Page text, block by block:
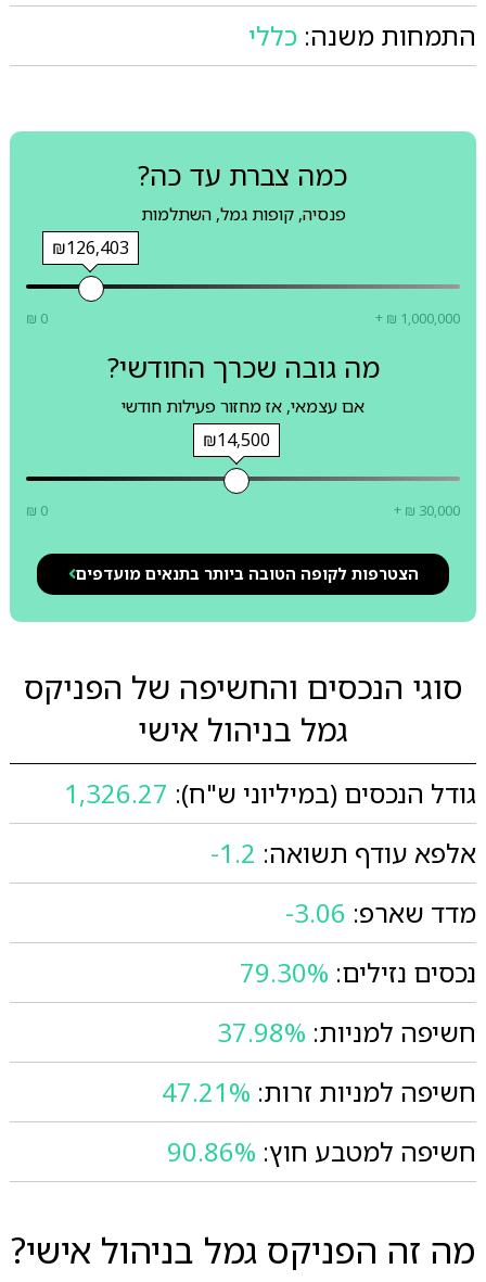
התמחות משנה: כללי
כמה צברת עד כה?
פנסיה, קופות גמל, השתלמות
₪126,403
₪ 0 + ₪ 1,000,000
מה גובה שכרך החודשי?
אם עצמאי, אז מחזור פעילות חודשי
₪14,500
₪ 0 + ₪ 30,000
הצטרפות לקופה הטובה ביותר בתנאים מועדפים
סוגי הנכסים והחשיפה של הפניקס
גמל בניהול אישי
גודל הנכסים (במיליוני ש"ח): 1,326.27
אלפא עודף תשואה: -1.2
מדד שארפ: -3.06
נכסים נזילים: 79.30%
חשיפה למניות: 37.98%
חשיפה למניות זרות: 47.21%
חשיפה למטבע חוץ: 90.86%
מה זה הפניקס גמל בניהול אישי?